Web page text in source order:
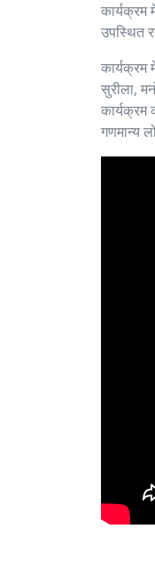
कार्यक्रम
उपस्थित
कार्यक्रम
सुरीला,
कार्यक्रम
गणमान्य